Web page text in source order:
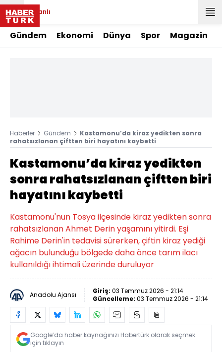
Canlı
Gündem Ekonomi Dünya Spor Magazin
Haberler Gündem
Kastamonu’da kiraz yedikten sonra
rahatsızlanan çiftten biri hayatını kaybetti
Kastamonu’da kiraz yedikten
sonra rahatsızlanan çiftten biri
hayatını kaybetti
Kastamonu'nun Tosya ilçesinde kiraz yedikten sonra
rahatsızlanan Ahmet Derin yaşamını yitirdi. Eşi
Rahime Derin'in tedavisi sürerken, çiftin kiraz yediği
ağacın bulunduğu bölgede daha önce tarım ilacı
kullanıldığı ihtimali üzerinde duruluyor
Anadolu Ajansı Giriş: 03 Temmuz 2026 - 21:14
Güncelleme: 03 Temmuz 2026 - 21:14
Google’da haber kaynağınızı Habertürk olarak seçmek
için tıklayın